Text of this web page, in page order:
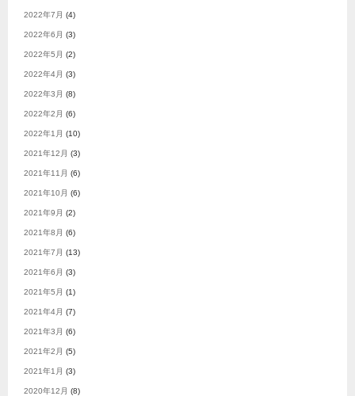
2022年7月 (4)
2022年6月 (3)
2022年5月 (2)
2022年4月 (3)
2022年3月 (8)
2022年2月 (6)
2022年1月 (10)
2021年12月 (3)
2021年11月 (6)
2021年10月 (6)
2021年9月 (2)
2021年8月 (6)
2021年7月 (13)
2021年6月 (3)
2021年5月 (1)
2021年4月 (7)
2021年3月 (6)
2021年2月 (5)
2021年1月 (3)
2020年12月 (8)